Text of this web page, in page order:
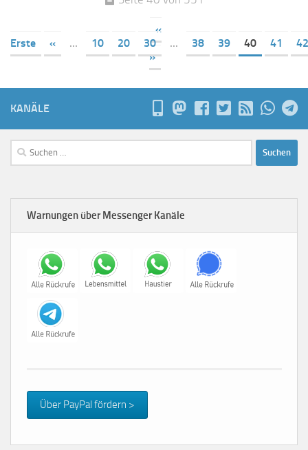
«
Erste
« ... 10 20 30 ... 38 39 40 41
42
»
KANÄLE
Suchen
nach:
Warnungen über Messenger Kanäle
Über PayPal fördern >